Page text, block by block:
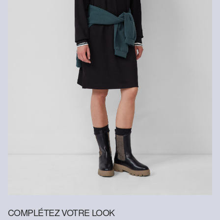
Programme de lavage délicat spécial à 30 °
COMPLÉTEZ VOTRE LOOK